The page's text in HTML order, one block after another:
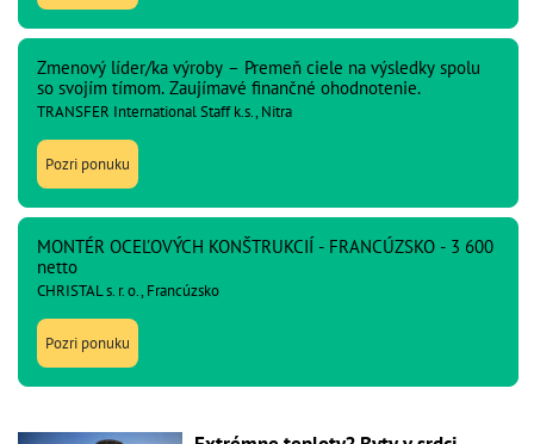
Zmenový líder/ka výroby – Premeň ciele na výsledky spolu
so svojím tímom. Zaujímavé finančné ohodnotenie.
TRANSFER International Staff k.s., Nitra
Pozri ponuku
MONTÉR OCEĽOVÝCH KONŠTRUKCIÍ - FRANCÚZSKO - 3 600
netto
CHRISTAL s. r. o., Francúzsko
Pozri ponuku